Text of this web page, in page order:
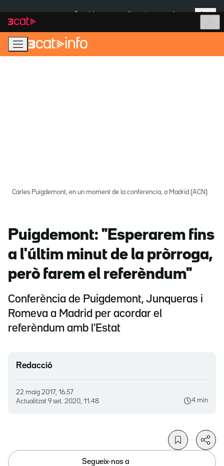
navegació
principal
contingut
Més
Carles Puigdemont, en un moment de la conferencia, a Madrid (ACN)
Puigdemont: "Esperarem fins
a l'últim minut de la pròrroga,
però farem el referèndum"
Conferència de Puigdemont, Junqueras i
Romeva a Madrid per acordar el
referèndum amb l'Estat
Redacció
22 maig 2017, 16.57
Actualitzat 9 set. 2020, 11.48 4 min
Segueix-nos a